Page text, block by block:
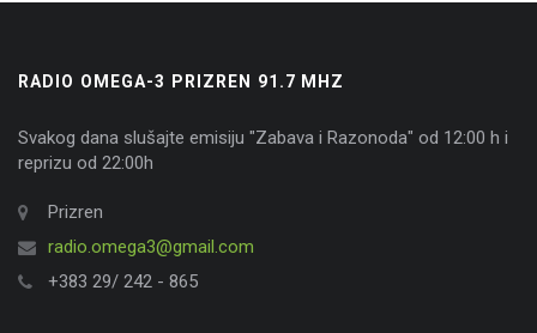
RADIO OMEGA-3 PRIZREN 91.7 MHZ
Svakog dana slušajte emisiju "Zabava i Razonoda" od 12:00 h i
reprizu od 22:00h
Prizren
radio.omega3@gmail.com
+383 29/ 242 - 865